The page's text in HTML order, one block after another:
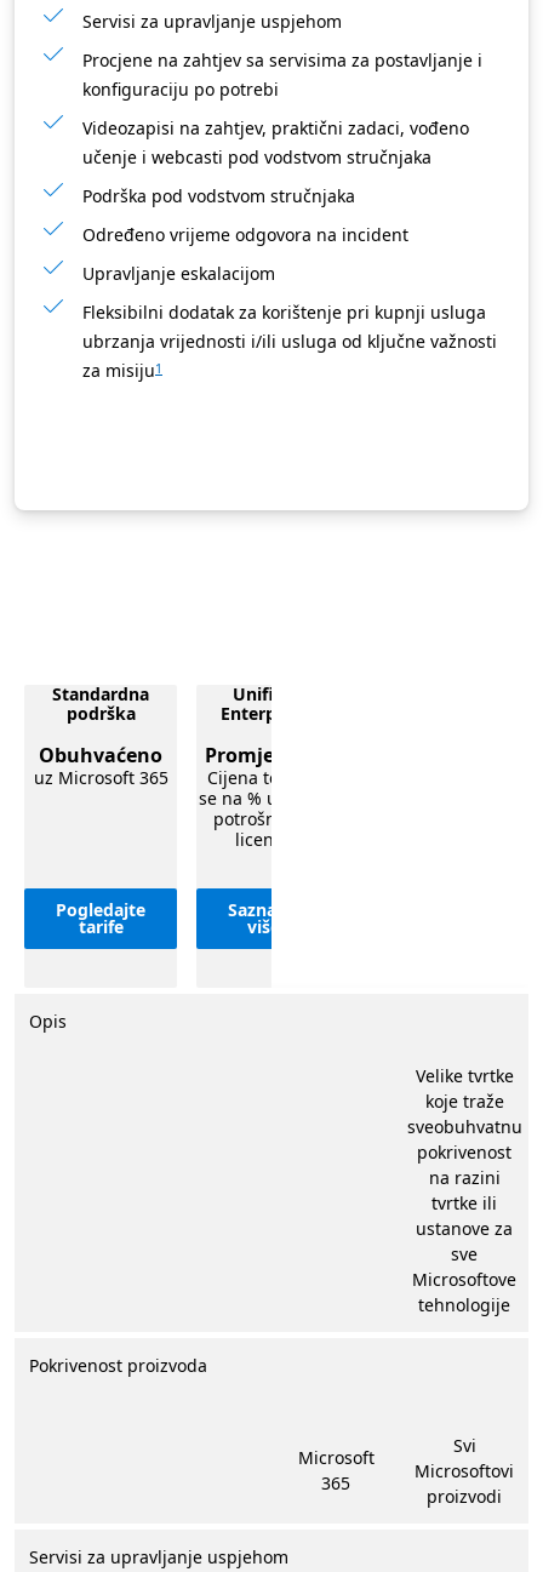
Servisi za upravljanje uspjehom
Procjene na zahtjev sa servisima za postavljanje i
konfiguraciju po potrebi
Videozapisi na zahtjev, praktični zadaci, vođeno
učenje i webcasti pod vodstvom stručnjaka
Podrška pod vodstvom stručnjaka
Određeno vrijeme odgovora na incident
Upravljanje eskalacijom
Fleksibilni dodatak za korištenje pri kupnji usluga
ubrzanja vrijednosti i/ili usluga od ključne važnosti
za misiju1
usporedba mogućnosti podrške za Microsoft 365 za
Standardna
podrška
Obuhvaćeno
uz Microsoft 365
Pogledajte
tarife
Unified
Enterprise
Promjenjivo
Cijena temelji
se na % ukupne
potrošnje za
licence
Saznajte
više
Opis
Velike tvrtke
koje traže
sveobuhvatnu
pokrivenost
na razini
tvrtke ili
ustanove za
sve
Microsoftove
tehnologije​
Pokrivenost proizvoda
Microsoft
365
Svi
Microsoftovi
proizvodi
Servisi za upravljanje uspjehom